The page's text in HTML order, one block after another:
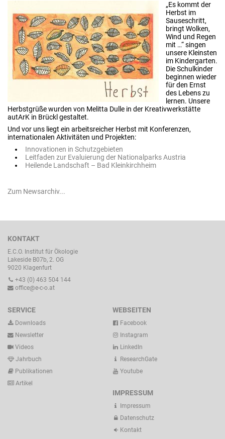
„Es kommt der
Herbst im
Sauseschritt,
bringt Wolken,
Wind und Regen
mit …“ singen
unsere Kleinsten
im Kindergarten.
Die Schulkinder
beginnen wieder
für den Ernst
des Lebens zu
lernen. Unsere
Herbstgrüße wurden von Melitta Dulle in der Kreativwerkstätte
autArK in Brückl gestaltet.
Und vor uns liegt ein arbeitsreicher Herbst mit Konferenzen,
internationalen Aktivitäten und Projekten:
Innovationen in Schutzgebieten
Leitfaden zur Evaluierung der Nationalparks Austria
Heilende Landschaft – Bad Kleinkirchheim
Zum Newsarchiv...
KONTAKT
E.C.O. Institut für Ökologie
Lakeside B07b, 2. OG
9020 Klagenfurt
+43 (0) 463 504 144
office@e-c-o.at
SERVICE
Downloads
Newsletter
Videos
Jahrbuch
Publikationen
Artikel
WEBSEITEN
Facebook
Instagram
LinkedIn
ResearchGate
Youtube
IMPRESSUM
Impressum
Datenschutz
Kontakt